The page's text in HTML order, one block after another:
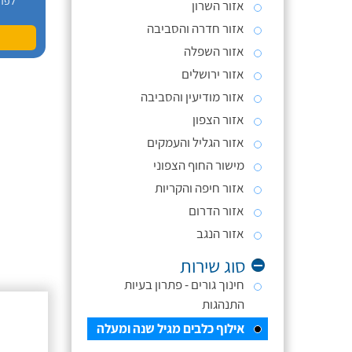
אזור השרון
אזור חדרה והסביבה
אזור השפלה
אזור ירושלים
אזור מודיעין והסביבה
אזור הצפון
אזור הגליל והעמקים
מישור החוף הצפוני
אזור חיפה והקריות
אזור הדרום
אזור הנגב
סוג שירות
חינוך גורים - פתרון בעיות
התנהגות
אילוף כלבים מגיל שנה ומעלה